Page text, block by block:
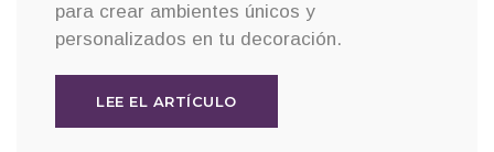
para crear ambientes únicos y
personalizados en tu decoración.
LEE EL ARTÍCULO